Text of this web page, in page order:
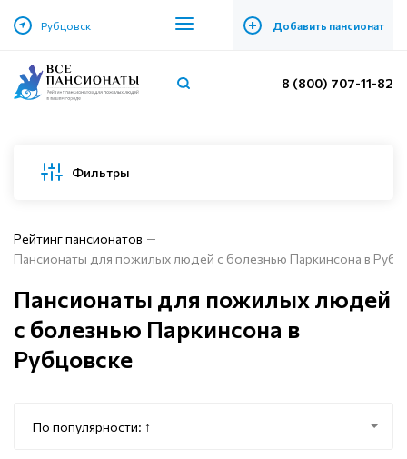
Рубцовск + Добавить пансионат
8 (800) 707-11-82
Фильтры
Рейтинг пансионатов
Пансионаты для пожилых людей с болезнью Паркинсона в
Пансионаты для пожилых людей
с болезнью Паркинсона в
Рубцовске
По популярности: ↑